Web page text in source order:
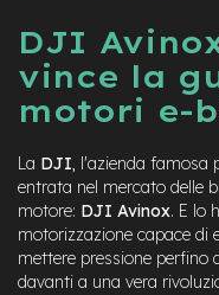
i
n
e
-
T
B
S
u
p
e
DJI
vince la
motori e-
La DJI, l'azienda famosa
entrata nel mercato delle
motore: DJI Avinox. E lo
motorizzazione capace di
mettere pressione perfino
davanti a una vera